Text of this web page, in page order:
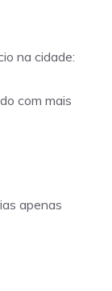
na cidade:
com mais
apenas